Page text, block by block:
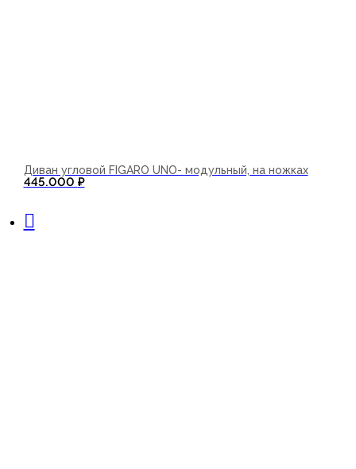
Диван угловой FIGARO UNO- модульный, на ножках
445.000 ₽